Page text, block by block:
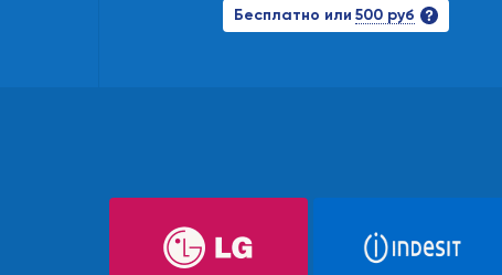
Бесплатно или 500 руб